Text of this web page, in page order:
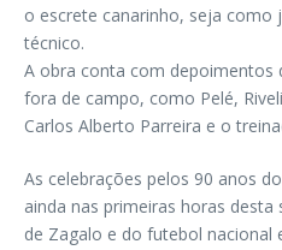
o escrete canarinho, seja
técnico.
A obra conta com depoimentos
fora de campo, como Pelé,
Carlos Alberto Parreira e o
As celebrações pelos 90 anos
ainda nas primeiras horas desta
de Zagalo e do futebol nacional